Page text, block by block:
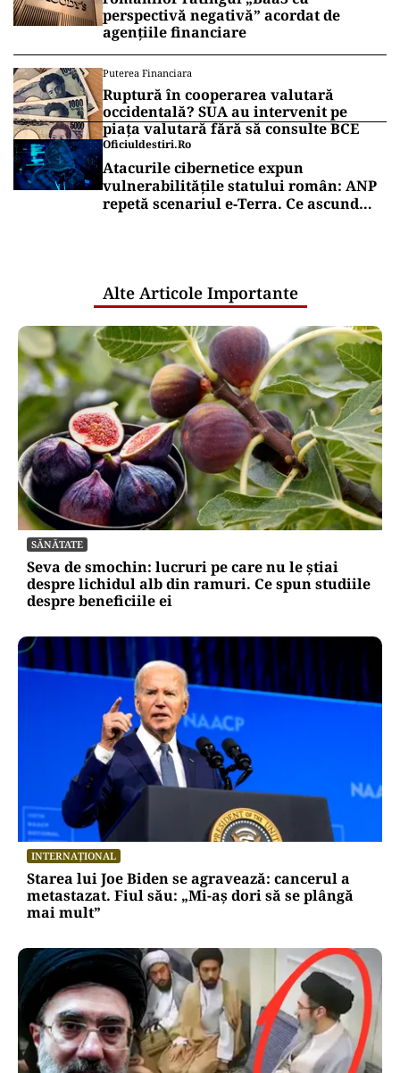
perspectivă negativă” acordat de
agențiile financiare
Puterea Financiara
Ruptură în cooperarea valutară
occidentală? SUA au intervenit pe
piața valutară fără să consulte BCE
Oficiuldestiri.ro
Atacurile cibernetice expun
vulnerabilitățile statului român: ANP
repetă scenariul e‑Terra. Ce ascund
Alte Articole Importante
SĂNĂTATE
Seva de smochin: lucruri pe care nu le știai
despre lichidul alb din ramuri. Ce spun studiile
despre beneficiile ei
INTERNAȚIONAL
Starea lui Joe Biden se agravează: cancerul a
metastazat. Fiul său: „Mi-aș dori să se plângă
mai mult”